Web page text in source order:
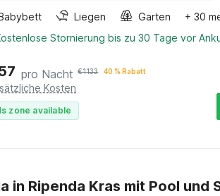
Liegen Garten
+ 30
Stornierung bis zu 30 Tage vor
pro Nacht €1133 40 % Rabatt
Kosten
zone available
in Ripenda Kras mit Pool und